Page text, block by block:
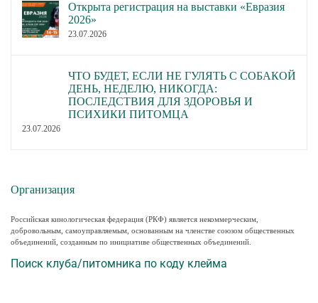
Открыта регистрация на выставки «Евразия
2026»
23.07.2026
ЧТО БУДЕТ, ЕСЛИ НЕ ГУЛЯТЬ С СОБАКОЙ
ДЕНЬ, НЕДЕЛЮ, НИКОГДА:
ПОСЛЕДСТВИЯ ДЛЯ ЗДОРОВЬЯ И
ПСИХИКИ ПИТОМЦА
23.07.2026
Организация
Российская кинологическая федерация (РКФ) является некоммерческим,
добровольным, самоуправляемым, основанным на членстве союзом общественных
объединений, созданным по инициативе общественных объединений.
Поиск клуба/питомника по коду клейма